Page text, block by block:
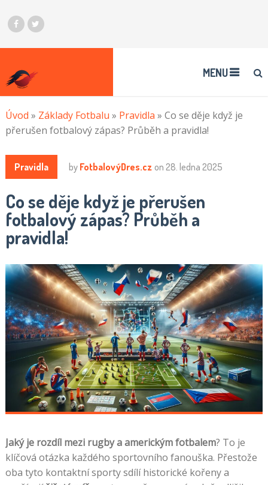
MENU
Úvod » Základy Fotbalu » Pravidla » Co se děje když je
přerušen fotbalový zápas? Průběh a pravidla!
Pravidla by FotbalovýDres.cz on 28. ledna 2025
Co se děje když je přerušen
fotbalový zápas? Průběh a
pravidla!
Jaký je rozdíl mezi rugby a americkým fotbalem? To je
klíčová otázka každého sportovního fanouška. Přestože
oba tyto kontaktní sporty sdílí historické kořeny a